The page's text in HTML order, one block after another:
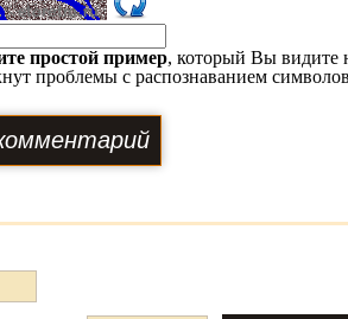
простой пример, который Вы видите
проблемы с распознаванием